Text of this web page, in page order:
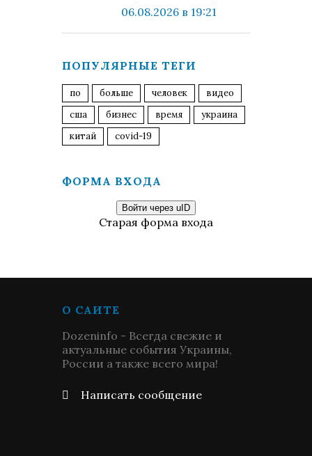
06.08.2026 в 19:21
ПОПУЛЯРНЫЕ ТЕГИ
по больше человек
видео
сша
бизнес время
украина
китай
covid-19
ФОРМА ВХОДА
Войти через uID
Старая форма входа
О САЙТЕ
Dozeninfo - Всегда свежие и
актуальные события Украины,
России а также всего мира!
Написать сообщение